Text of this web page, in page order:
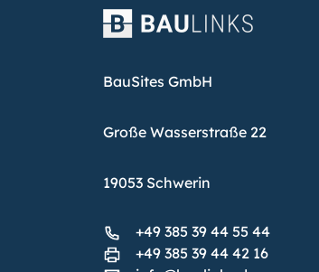
BauSites GmbH
Große Wasserstraße 22
19053 Schwerin
+49 385 39 44 55 44
+49 385 39 44 42 16